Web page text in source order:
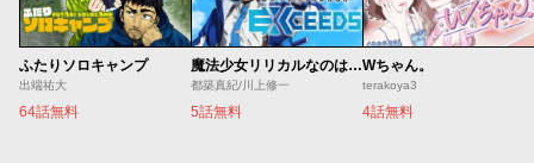
ふたりソロキャンプ
出端祐大
64話無料
魔法少女リリカルなのは EXCEEDS
都築真紀/川上修一
5話無料
Wちゃん。
terakoya3
4話無料